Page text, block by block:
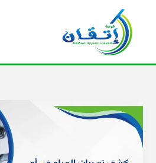
المحتوى